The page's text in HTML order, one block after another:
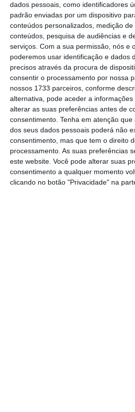
dados pessoais, como identificadores
padrão enviadas por um dispositivo
conteúdos personalizados, medição
conteúdos, pesquisa de audiências e
serviços. Com a sua permissão, nós e
poderemos usar identificação e dados
precisos através da procura de
consentir o processamento por nossa
nossos 1733 parceiros, conforme
alternativa, pode aceder a
alterar as suas preferências antes de
consentimento. Tenha em atenção
dos seus dados pessoais poderá não
consentimento, mas que tem o direito
processamento. As suas preferências
este website. Você pode alterar suas
consentimento a qualquer momento
clicando no botão "Privacidade" na
E, “embora não tenham sido
decisões formais nesta fase,
manteve-se em estreito
autoridades espanholas e
a conceção da medida”,
fonte à Lusa.
Conselho de Ministros extra
gás
Comissão Europeia quer
decisões juridicamente